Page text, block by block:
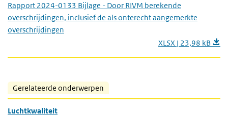
Rapport 2024-0133 Bijlage - Door RIVM berekende
overschrijdingen, inclusief de als onterecht aangemerkte
overschrijdingen
XLSX | 23,98 kB
Gerelateerde onderwerpen
Luchtkwaliteit